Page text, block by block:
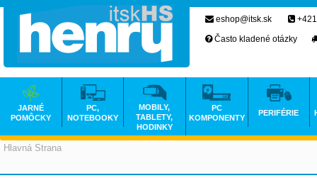
Hlavná Strana
eshop@itsk.sk
Často kladené otázky
JARNÉ
POMÔCKY
PC,
NOTEBOOKY
MOBILY,
TABLETY,
HODINKY
PC
KOMPONENTY
PERIFÉRIE